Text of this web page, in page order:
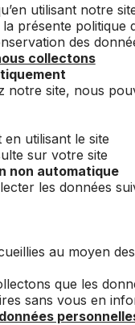
utilisant notre
présente politique
des
collectons
notre site, nous
utilisant le site
sur votre site
non automatique
les données
au moyen
que les
sans vous en